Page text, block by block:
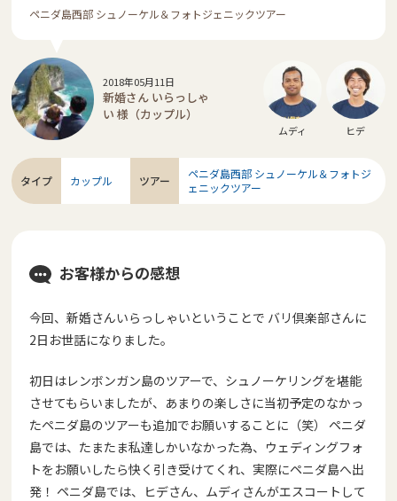
ペニダ島西部 シュノーケル＆フォトジェニックツアー
2018年05月11日
新婚さん いらっしゃ
い 様（カップル）
ムディ ヒデ
タイプ カップル ツアー
ペニダ島西部 シュノーケル＆フォトジ
ェニックツアー
お客様からの感想
今回、新婚さんいらっしゃいということで バリ倶楽部さんに
2日お世話になりました。
初日はレンボンガン島のツアーで、シュノーケリングを堪能
させてもらいましたが、あまりの楽しさに当初予定のなかっ
たペニダ島のツアーも追加でお願いすることに（笑） ペニダ
島では、たまたま私達しかいなかった為、ウェディングフォ
トをお願いしたら快く引き受けてくれ、実際にペニダ島へ出
発！ ペニダ島では、ヒデさん、ムディさんがエスコートして